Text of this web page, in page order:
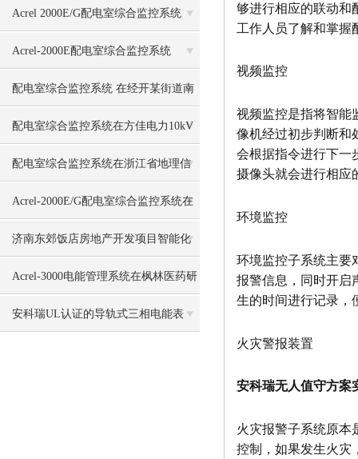
厦门天马微电子中的应用
Acrel 2000E/G配电室综合监控系统
Acrel-2000E配电室综合监控系统
配电室综合监控系统 在经开某街道南
一所中的应用
配电室综合监控系统在方佳电力10kV
预制舱中的应用
配电室综合监控系统在浙江省地理信
息产业园的应用
Acrel-2000E/G配电室综合监控系统在
智能物流中心工程中的应用
济南东郊饭店房地产开发项目智能化
工程能耗管理系统的研究与应用
Acrel-3000电能管理系统在枫林医药研
究大厦二期的应用
安科瑞UL认证的导轨式三相电能表
够进行相应的联动和
工作人员了解和掌握
视频监控
视频监控是指将智能
像机经过初步判断和
会根据指令进行下一
摄像头就会进行相应
环境监控
环境监控子系统主要
报警信息，同时开启
生的时间进行记录，
火灾警报装置
安科瑞无人值守方案
火灾报警子系统原本
控制，如果发生火灾